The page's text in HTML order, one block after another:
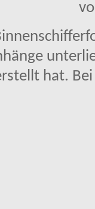
hat.